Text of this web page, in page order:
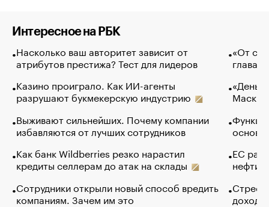
Интересное на РБК
Насколько ваш авторитет зависит от
атрибутов престижа? Тест для лидеров
Казино проиграло. Как ИИ-агенты
разрушают букмекерскую индустрию
Выживают сильнейших. Почему компании
избавляются от лучших сотрудников
Как банк Wildberries резко нарастил
кредиты селлерам до атак на склады
Сотрудники открыли новый способ вредить
компаниям. Зачем им это
«От
глава
Маск в
основ
ЕС
нефти